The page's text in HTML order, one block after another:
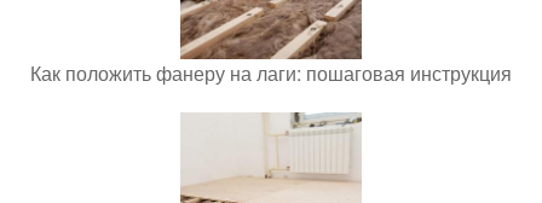
Как положить фанеру на лаги: пошаговая инструкция